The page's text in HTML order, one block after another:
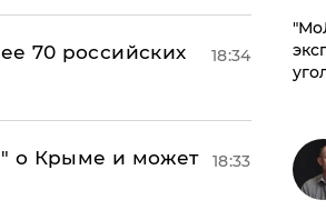
70 российских
18:34
о Крыме и может
18:33